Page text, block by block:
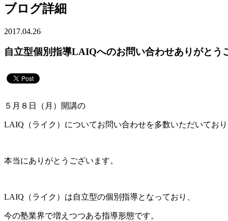
ブログ詳細
2017.04.26
自立型個別指導LAIQへのお問い合わせありがとう
５月８日（月）開講の
LAIQ（ライク）についてお問い合わせを多数いただいてお
本当にありがとうございます。
LAIQ（ライク）は自立型の個別指導となっており、
今の塾業界で増えつつある指導形態です。